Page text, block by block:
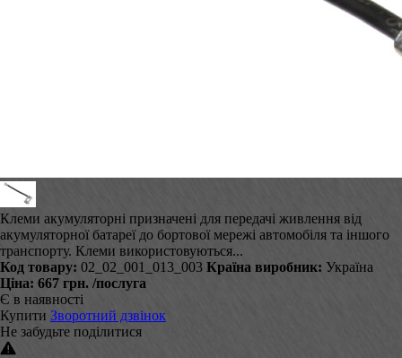
Клеми акумуляторні призначені для передачі живлення від
акумуляторної батареї до бортової мережі автомобіля та іншого
транспорту. Клеми використовуються...
Код товару: 02_02_001_013_003 Країна виробник: Україна
Ціна: 667 грн. /послуга
Є в наявності
Купити Зворотний дзвінок
Не забудьте поділитися